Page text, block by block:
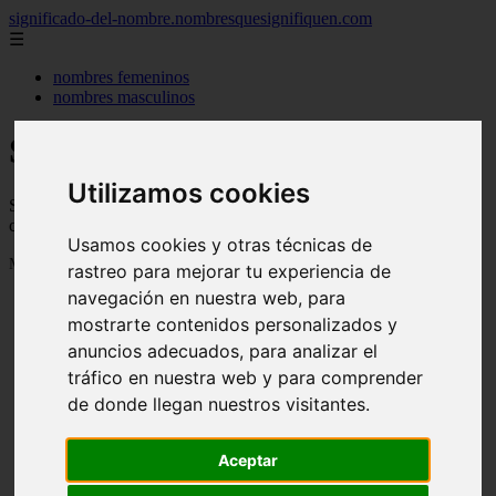
Utilizamos cookies
Usamos cookies y otras técnicas de
rastreo para mejorar tu experiencia de
navegación en nuestra web, para
mostrarte contenidos personalizados y
anuncios adecuados, para analizar el
tráfico en nuestra web y para comprender
de donde llegan nuestros visitantes.
Aceptar
significado-del-nombre.nombresquesignifiquen.com
☰
nombres femeninos
nombres masculinos
Significado de los nombres
Significado de los nombres, su personalidad, de donde vienen y
cuanta gente se llama así
Mostrando 1 - 24 de 3040 artículos